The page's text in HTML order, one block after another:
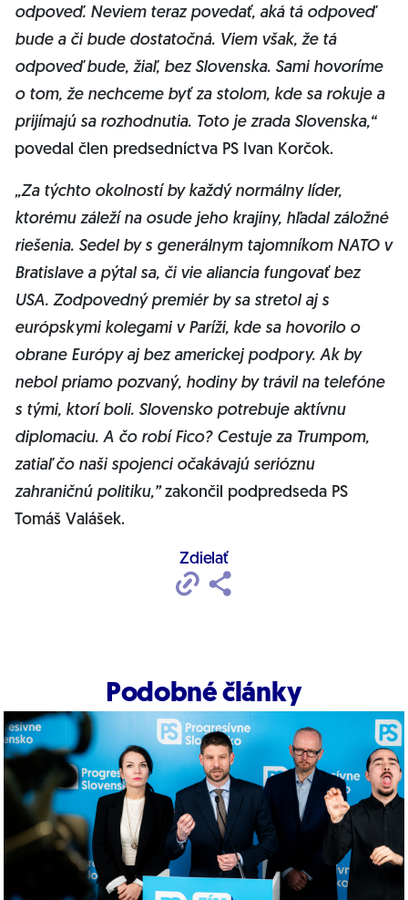
odpoveď. Neviem teraz povedať, aká tá odpoveď
bude a či bude dostatočná. Viem však, že tá
odpoveď bude, žiaľ, bez Slovenska. Sami hovoríme
o tom, že nechceme byť za stolom, kde sa rokuje a
prijímajú sa rozhodnutia. Toto je zrada Slovenska,“
povedal člen predsedníctva PS Ivan Korčok.
„Za týchto okolností by každý normálny líder,
ktorému záleží na osude jeho krajiny, hľadal záložné
riešenia. Sedel by s generálnym tajomníkom NATO v
Bratislave a pýtal sa, či vie aliancia fungovať bez
USA. Zodpovedný premiér by sa stretol aj s
európskymi kolegami v Paríži, kde sa hovorilo o
obrane Európy aj bez americkej podpory. Ak by
nebol priamo pozvaný, hodiny by trávil na telefóne
s tými, ktorí boli. Slovensko potrebuje aktívnu
diplomaciu. A čo robí Fico? Cestuje za Trumpom,
zatiaľ čo naši spojenci očakávajú serióznu
zahraničnú politiku,”zakončil podpredseda PS
Tomáš Valášek.
Zdielať
Podobné články